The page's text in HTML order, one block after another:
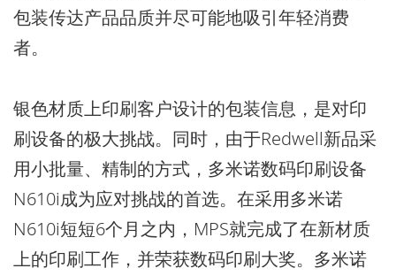
包装传达产品品质并尽可能地吸引年轻消费
者。
银色材质上印刷客户设计的包装信息，是对印
刷设备的极大挑战。同时，由于Redwell新品采
用小批量、精制的方式，多米诺数码印刷设备
N610i成为应对挑战的首选。在采用多米诺
N610i短短6个月之内，MPS就完成了在新材质
上的印刷工作，并荣获数码印刷大奖。多米诺